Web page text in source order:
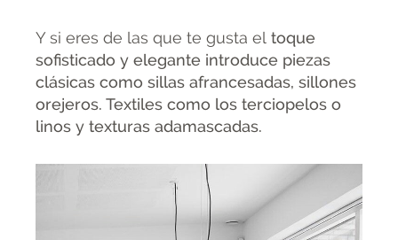
Y si eres de las que te gusta el toque
sofisticado y elegante introduce piezas
clásicas como sillas afrancesadas, sillones
orejeros. Textiles como los terciopelos o
linos y texturas adamascadas.